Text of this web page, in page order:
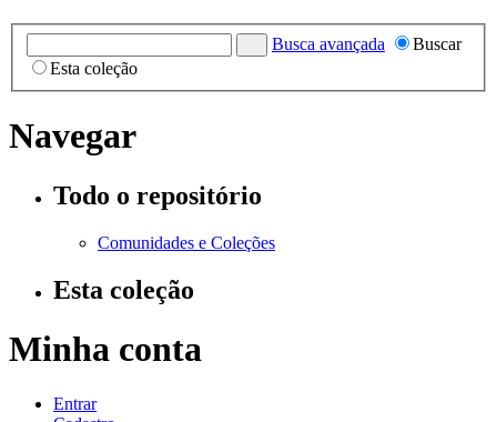
Busca avançada
Buscar
Esta coleção
Navegar
Todo o repositório
Comunidades e Coleções
Esta coleção
Minha conta
Entrar